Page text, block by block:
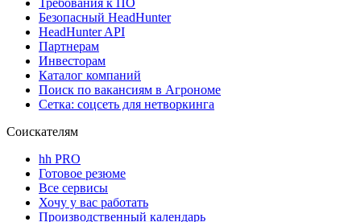
Требования к ПО
Безопасный HeadHunter
HeadHunter API
Партнерам
Инвесторам
Каталог компаний
Поиск по вакансиям в Агрономе
Сетка: соцсеть для нетворкинга
Соискателям
hh PRO
Готовое резюме
Все сервисы
Хочу у вас работать
Производственный календарь